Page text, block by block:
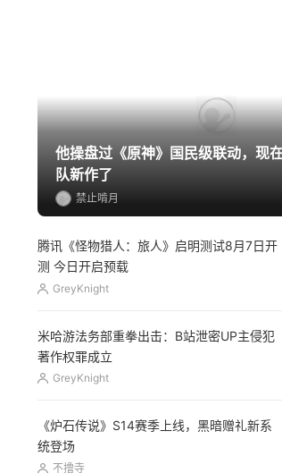
他操盘过《原神》国民级联动，现
队新作了
禁止啃月
腾讯《怪物猎人：旅人》启明测试8月7日开
测 今日开启预载
GreyKnight
米哈游法务部重拳出击：B站泄密UP主侵犯
著作权罪成立
GreyKnight
《炉石传说》S14赛季上线，黑暗赠礼新系
统登场
不撸寺